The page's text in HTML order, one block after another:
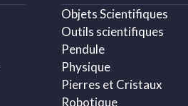
Objets Scientifiques
Outils scientifiques
Pendule
Physique
Pierres et Cristaux
Robotique